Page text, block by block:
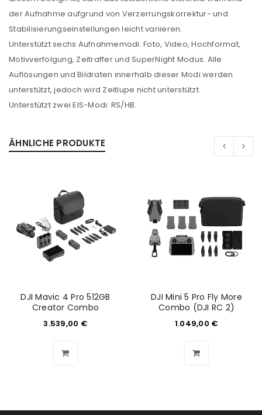
ANMELDEN
Benutzername oder E-Mail-Adresse*
Anmeldeformular geschützt durch
WP Captcha
der Aufnahme aufgrund von Verzerrungskorrektur- und
Stabilisierungseinstellungen leicht variieren.
Unterstützt sechs Aufnahmemodi: Foto, Video, Hochformat,
Motivverfolgung, Zeitraffer und SuperNight Modus. Alle
Auflösungen und Bildraten innerhalb dieser Modi werden
unterstützt, jedoch wird Zeitlupe nicht unterstützt.
Unterstützt zwei EIS-Modi: RS/HB.
ÄHNLICHE PRODUKTE
DJI Mavic 4 Pro 512GB
Creator Combo
3.539,00 €
DJI Mini 5 Pro Fly More
Combo (DJI RC 2)
1.049,00 €